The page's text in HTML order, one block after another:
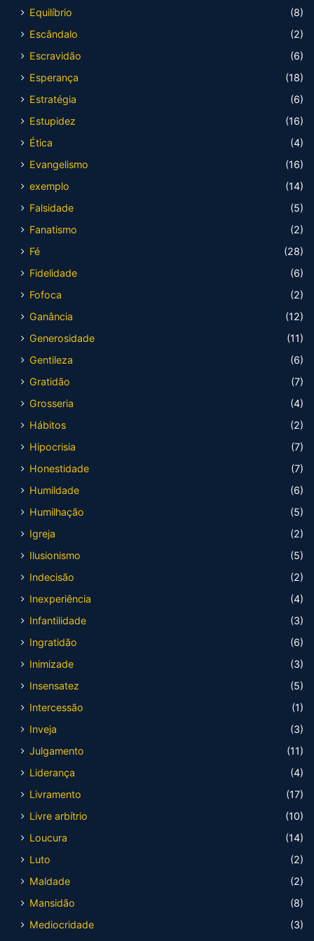
Equilíbrio
(8)
Escândalo
(2)
Escravidão
(6)
Esperança
(18)
Estratégia
(6)
Estupidez
(16)
Ética
(4)
Evangelismo
(16)
exemplo
(14)
Falsidade
(5)
Fanatismo
(2)
Fé
(28)
Fidelidade
(6)
Fofoca
(2)
Ganância
(12)
Generosidade
(11)
Gentileza
(6)
Gratidão
(7)
Grosseria
(4)
Hábitos
(2)
Hipocrisia
(7)
Honestidade
(7)
Humildade
(6)
Humilhação
(5)
Igreja
(2)
Ilusionismo
(5)
Indecisão
(2)
Inexperiência
(4)
Infantilidade
(3)
Ingratidão
(6)
Inimizade
(3)
Insensatez
(5)
Intercessão
(1)
Inveja
(3)
Julgamento
(11)
Liderança
(4)
Livramento
(17)
Livre arbítrio
(10)
Loucura
(14)
Luto
(2)
Maldade
(2)
Mansidão
(8)
Mediocridade
(3)